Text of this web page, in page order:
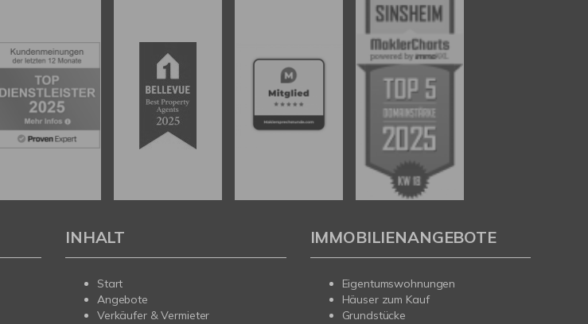
INHALT
Start
Angebote
Verkäufer & Vermieter
IMMOBILIENANGEBOTE
Eigentumswohnungen
Häuser zum Kauf
Grundstücke